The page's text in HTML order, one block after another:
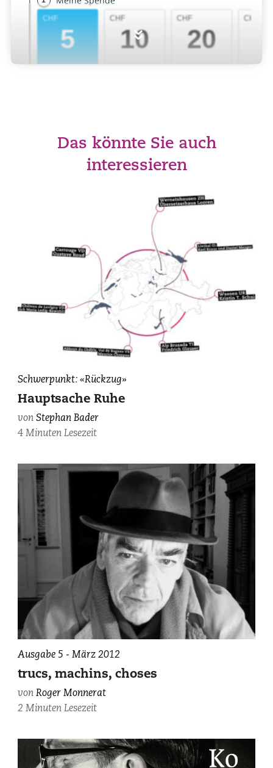
»
Das könnte Sie auch
interessieren
Schwerpunkt: «Rückzug»
Hauptsache Ruhe
vonStephan Bader
4 Minuten Lesezeit
Ausgabe 5 - März 2012
trucs, machins, choses
vonRoger Monnerat
2 Minuten Lesezeit